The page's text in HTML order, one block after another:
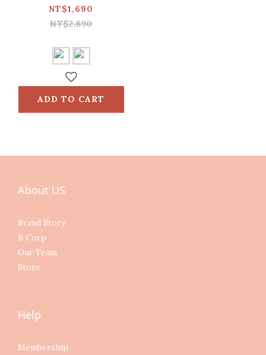
66W充電器(含萬國轉
接頭＋傳輸線＋收納
NT$1,690
NT$2,890
ADD TO CART
About US
Brand Story
B Corp
Our Team
Store
Help
Membership